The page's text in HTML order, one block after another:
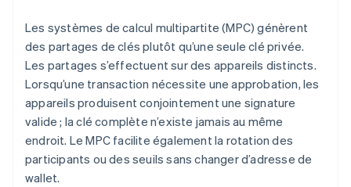
Les systèmes de calcul multipartite (MPC) génèrent
des partages de clés plutôt qu’une seule clé privée.
Les partages s’effectuent sur des appareils distincts.
Lorsqu’une transaction nécessite une approbation, les
appareils produisent conjointement une signature
valide ; la clé complète n’existe jamais au même
endroit. Le MPC facilite également la rotation des
participants ou des seuils sans changer d’adresse de
wallet.